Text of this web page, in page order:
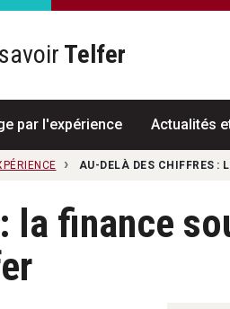
Telfer
par l'expérience Actualités
AU-DELÀ DES CHIFFRES :
la finance